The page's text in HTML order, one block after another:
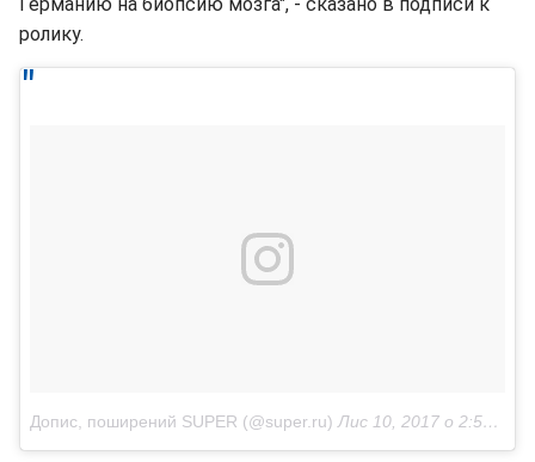
ролику.
Допис, поширений SUPER (@super.ru) Лис 10, 2017 о 2:57 PST